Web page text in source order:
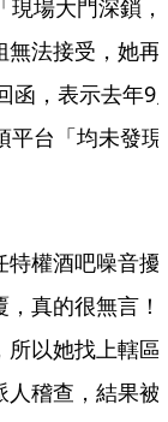
場大門深鎖，
無法接受，她再
函，表示去年9
平台「均未發現
特權酒吧噪音擾
，真的很無言！
所以她找上轄區
人稽查，結果被